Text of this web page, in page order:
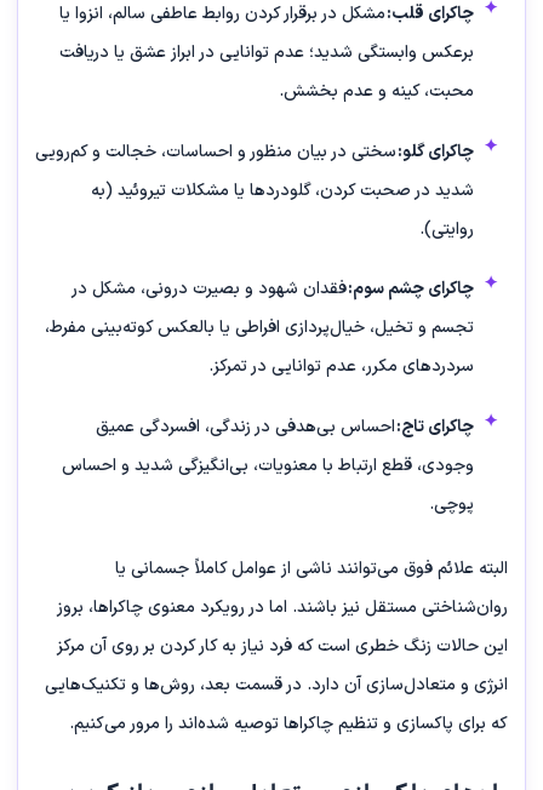
چاکرای قلب:مشکل در برقرار کردن روابط عاطفی سالم، انزوا یا
برعکس وابستگی شدید؛ عدم توانایی در ابراز عشق یا دریافت
محبت، کینه و عدم بخشش.
چاکرای گلو:سختی در بیان منظور و احساسات، خجالت و کم‌رویی
شدید در صحبت کردن، گلودردها یا مشکلات تیروئید (به
روایتی).
چاکرای چشم سوم:فقدان شهود و بصیرت درونی، مشکل در
تجسم و تخیل، خیال‌پردازی افراطی یا بالعکس کوته‌بینی مفرط،
سردردهای مکرر، عدم توانایی در تمرکز.
چاکرای تاج:احساس بی‌هدفی در زندگی، افسردگی عمیق
وجودی، قطع ارتباط با معنویات، بی‌انگیزگی شدید و احساس
پوچی.
البته علائم فوق می‌توانند ناشی از عوامل کاملاً جسمانی یا
روان‌شناختی مستقل نیز باشند. اما در رویکرد معنوی چاکراها، بروز
این حالات زنگ خطری است که فرد نیاز به کار کردن بر روی آن مرکز
انرژی و متعادل‌سازی آن دارد. در قسمت بعد، روش‌ها و تکنیک‌هایی
که برای پاکسازی و تنظیم چاکراها توصیه شده‌اند را مرور می‌کنیم.